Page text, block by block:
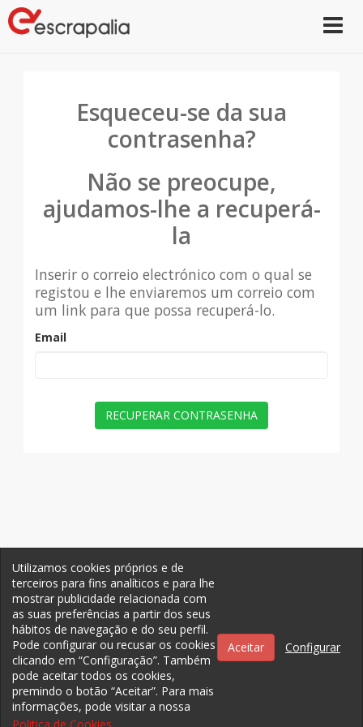
Toggle
Esqueceu-se da sua
contrasenha?
Não se preocupe,
ajudamos-lhe a recuperá-
la
Inserir o correio electrónico com o qual se
registou e lhe enviaremos um correio com
um link para que possa recuperá-lo.
Email
RECUPERAR CONTRASENHA
Utilizamos cookies próprios e de
terceiros para fins analíticos e para lhe
mostrar publicidade relacionada com
as suas preferências a partir dos seus
hábitos de navegação e do seu perfil.
Pode configurar ou recusar os cookies
clicando em “Configuração”. Também
pode aceitar todos os cookies,
premindo o botão “Aceitar”. Para mais
informações, pode visitar a nossa
Aceitar Configurar